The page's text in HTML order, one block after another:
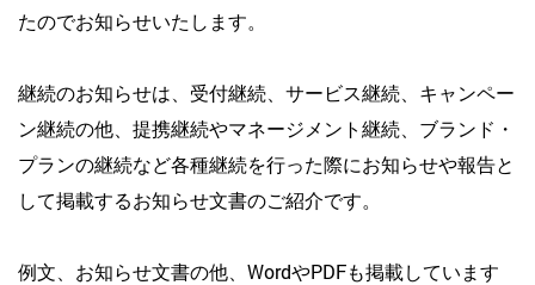
たのでお知らせいたします。
継続のお知らせは、受付継続、サービス継続、キャンペー
ン継続の他、提携継続やマネージメント継続、ブランド・
プランの継続など各種継続を行った際にお知らせや報告と
して掲載するお知らせ文書のご紹介です。
例文、お知らせ文書の他、WordやPDFも掲載しています